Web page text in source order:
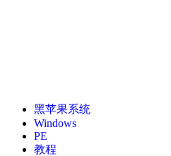
黑苹果系统
Windows
PE
教程